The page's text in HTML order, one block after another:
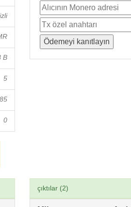
B
5
0
çıktılar (2)